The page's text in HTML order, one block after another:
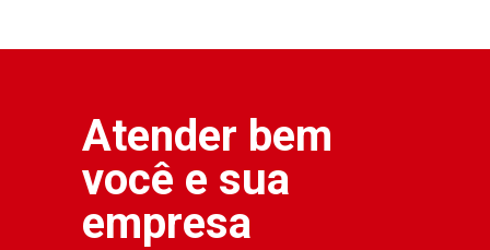
Atender bem
você e sua
empresa